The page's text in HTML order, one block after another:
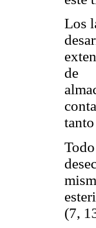
Los
de
(7,